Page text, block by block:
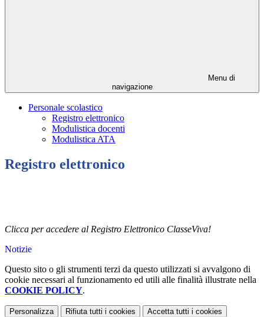
Menu di
navigazione
Personale scolastico
Registro elettronico
Modulistica docenti
Modulistica ATA
Registro elettronico
Clicca per accedere al Registro Elettronico ClasseViva!
Notizie
Questo sito o gli strumenti terzi da questo utilizzati si avvalgono di
cookie necessari al funzionamento ed utili alle finalità illustrate nella
COOKIE POLICY.
Personalizza Rifiuta tutti i cookies Accetta tutti i cookies